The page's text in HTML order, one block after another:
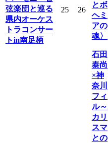
弦楽団と巡る
県内オーケス
トラコンサー
トin南足柄
25 26
とボ
ヘミ
アの
魂〉
石田
泰尚
×神
奈川
フィ
ル～
カリ
スマ
との